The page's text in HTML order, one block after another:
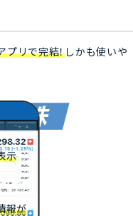
プリで完結！しかも使いや
示
報が